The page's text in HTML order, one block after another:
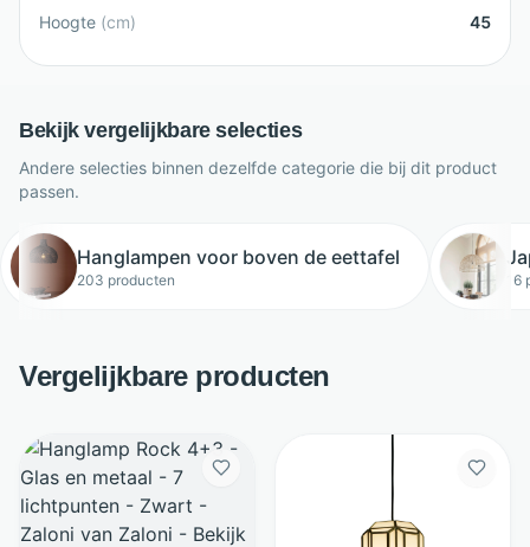
Hoogte (cm) 45
Bekijk vergelijkbare selecties
Andere selecties binnen dezelfde categorie die bij dit product
passen.
Hanglampen voor boven de eettafel
203 producten
Vergelijkbare producten